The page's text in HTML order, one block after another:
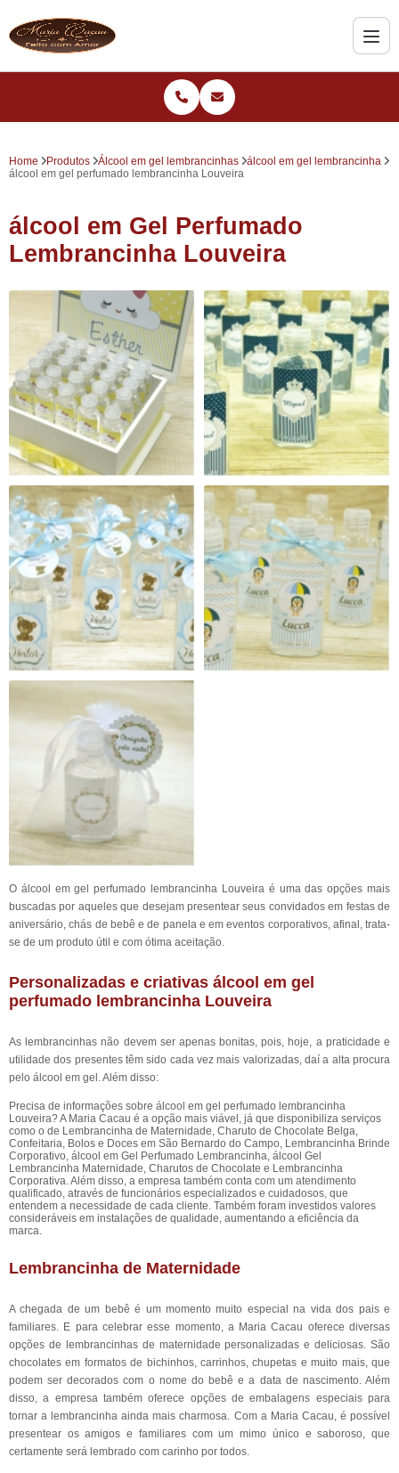
Home Produtos Álcool em gel lembrancinhas
álcool em gel lembrancinha
álcool em gel perfumado lembrancinha Louveira
álcool em Gel Perfumado
Lembrancinha Louveira
O álcool em gel perfumado lembrancinha Louveira é uma das opções mais
buscadas por aqueles que desejam presentear seus convidados em festas de
aniversário, chás de bebê e de panela e em eventos corporativos, afinal, trata-
se de um produto útil e com ótima aceitação.
Personalizadas e criativas álcool em gel
perfumado lembrancinha Louveira
As lembrancinhas não devem ser apenas bonitas, pois, hoje, a praticidade e
utilidade dos presentes têm sido cada vez mais valorizadas, daí a alta procura
pelo álcool em gel. Além disso:
Precisa de informações sobre álcool em gel perfumado lembrancinha
Louveira? A Maria Cacau é a opção mais viável, já que disponibiliza serviços
como o de Lembrancinha de Maternidade, Charuto de Chocolate Belga,
Confeitaria, Bolos e Doces em São Bernardo do Campo, Lembrancinha Brinde
Corporativo, álcool em Gel Perfumado Lembrancinha, álcool Gel
Lembrancinha Maternidade, Charutos de Chocolate e Lembrancinha
Corporativa. Além disso, a empresa também conta com um atendimento
qualificado, através de funcionários especializados e cuidadosos, que
entendem a necessidade de cada cliente. Também foram investidos valores
consideráveis em instalações de qualidade, aumentando a eficiência da
marca.
Lembrancinha de Maternidade
A chegada de um bebê é um momento muito especial na vida dos pais e
familiares. E para celebrar esse momento, a Maria Cacau oferece diversas
opções de lembrancinhas de maternidade personalizadas e deliciosas. São
chocolates em formatos de bichinhos, carrinhos, chupetas e muito mais, que
podem ser decorados com o nome do bebê e a data de nascimento. Além
disso, a empresa também oferece opções de embalagens especiais para
tornar a lembrancinha ainda mais charmosa. Com a Maria Cacau, é possível
presentear os amigos e familiares com um mimo único e saboroso, que
certamente será lembrado com carinho por todos.